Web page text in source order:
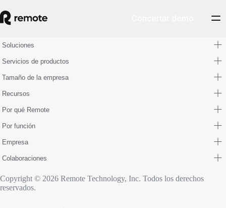
Soluciones
Servicios de productos
Tamaño de la empresa
Recursos
Por qué Remote
Por función
Empresa
Colaboraciones
Copyright © 2026 Remote Technology, Inc. Todos los derechos
reservados.